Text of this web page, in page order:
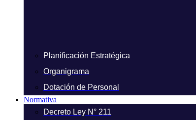
Planificación Estratégica
Organigrama
Dotación de Personal
Normativa
Decreto Ley N° 211